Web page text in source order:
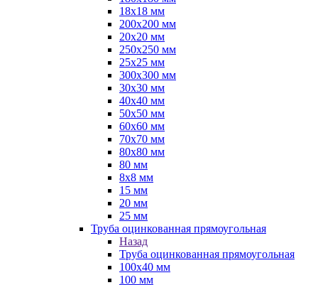
18х18 мм
200х200 мм
20х20 мм
250х250 мм
25х25 мм
300х300 мм
30х30 мм
40х40 мм
50х50 мм
60х60 мм
70х70 мм
80х80 мм
80 мм
8х8 мм
15 мм
20 мм
25 мм
Труба оцинкованная прямоугольная
Назад
Труба оцинкованная прямоугольная
100х40 мм
100 мм